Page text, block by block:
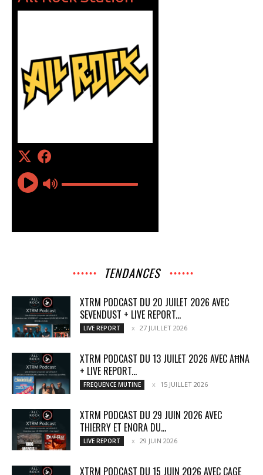
TENDANCES
XTRM PODCAST DU 20 JUILET 2026 AVEC
SEVENDUST + LIVE REPORT...
LIVE REPORT 27 JUILLET 2026
XTRM PODCAST DU 13 JUILET 2026 AVEC AĦNA
+ LIVE REPORT...
FREQUENCE MUTINE 15 JUILLET 2026
XTRM PODCAST DU 29 JUIN 2026 AVEC
THIERRY ET ENORA DU...
LIVE REPORT 29 JUIN 2026
XTRM PODCAST DU 15 JUIN 2026 AVEC CAGE